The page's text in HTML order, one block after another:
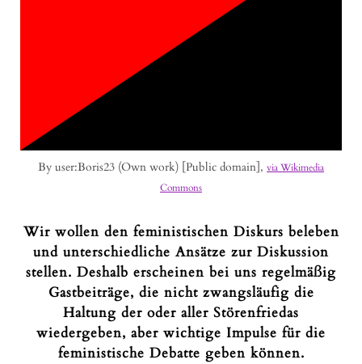
By user:Boris23 (Own work) [Public domain], via Wikimedia
Commons
Wir wollen den feministischen Diskurs beleben
und unterschiedliche Ansätze zur Diskussion
stellen. Deshalb erscheinen bei uns regelmäßig
Gastbeiträge, die nicht zwangsläufig die
Haltung der oder aller Störenfriedas
wiedergeben, aber wichtige Impulse für die
feministische Debatte geben können.